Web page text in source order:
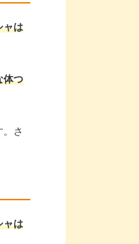
ャは
体つ
さ
ャは